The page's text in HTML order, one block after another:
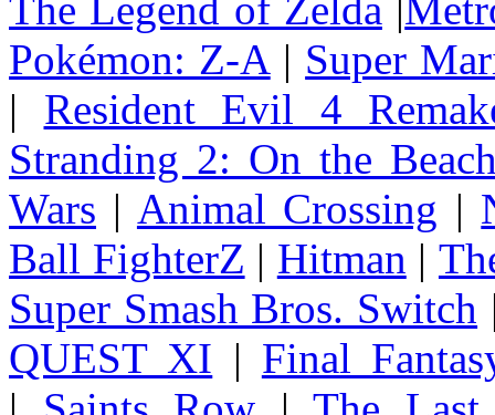
Pokémon: Z-A | Super
| Resident Evil 4
Stranding 2: On the
Wars | Animal Crossing |
Ball FighterZ | Hitman |
Super Smash Bros. Switch
QUEST XI | Final